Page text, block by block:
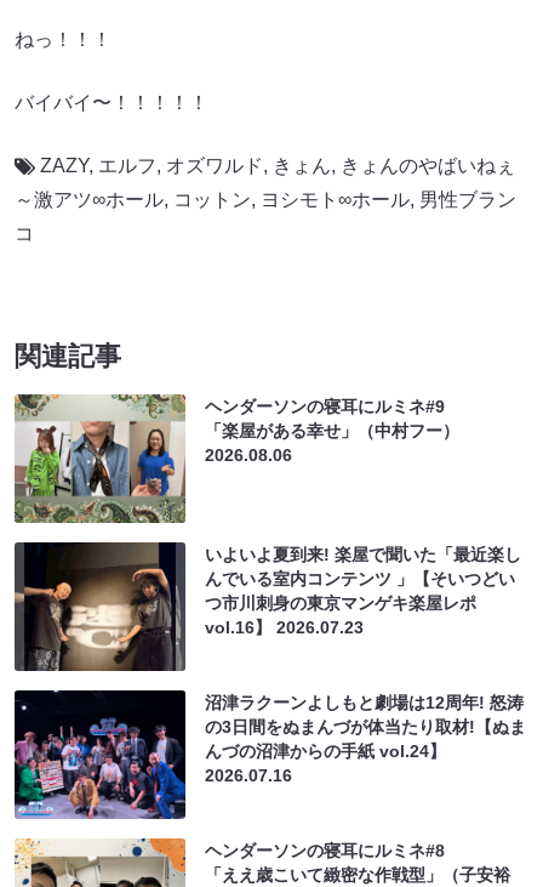
ねっ！！！
バイバイ〜！！！！！
ZAZY, エルフ, オズワルド, きょん, きょんのやばいねぇ
～激アツ∞ホール, コットン, ヨシモト∞ホール, 男性ブラン
コ
関連記事
ヘンダーソンの寝耳にルミネ#9
「楽屋がある幸せ」（中村フー）
2026.08.06
いよいよ夏到来! 楽屋で聞いた「最近楽し
んでいる室内コンテンツ 」【そいつどい
つ市川刺身の東京マンゲキ楽屋レポ
vol.16】2026.07.23
沼津ラクーンよしもと劇場は12周年! 怒涛
の3日間をぬまんづが体当たり取材!【ぬま
んづの沼津からの手紙 vol.24】
2026.07.16
ヘンダーソンの寝耳にルミネ#8
「ええ歳こいて緻密な作戦型」（子安裕